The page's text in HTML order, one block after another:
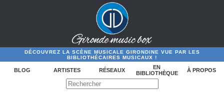
DÉCOUVREZ LA SCÈNE MUSICALE GIRONDINE VUE PAR LES
BIBLIOTHÉCAIRES MUSICAUX !
BLOG ARTISTES RÉSEAUX
EN
BIBLIOTHÈQUE
À PROPOS